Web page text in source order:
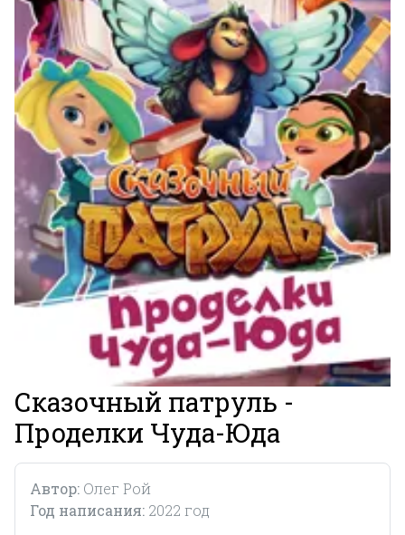
Сказочный патруль -
Проделки Чуда-Юда
Автор: Олег Рой
Год написания: 2022 год